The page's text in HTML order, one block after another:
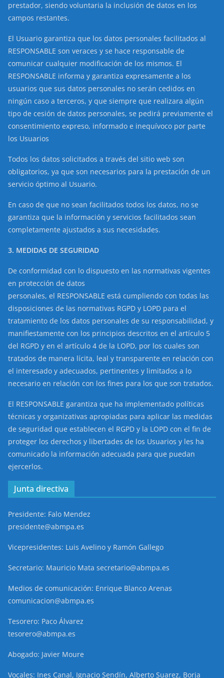
prestador, siendo voluntaria la inclusión de datos en los
campos restantes.
El Usuario garantiza que los datos personales facilitados al
RESPONSABLE son veraces y se hace responsable de
comunicar cualquier modificación de los mismos. El
RESPONSABLE informa y garantiza expresamente a los
usuarios que sus datos personales no serán cedidos en
ningún caso a terceros, y que siempre que realizara algún
tipo de cesión de datos personales, se pedirá previamente el
consentimiento expreso, informado e inequívoco por parte
los Usuarios
Todos los datos solicitados a través del sitio web son
obligatorios, ya que son necesarios para la prestación de un
servicio óptimo al Usuario.
En caso de que no sean facilitados todos los datos, no se
garantiza que la información y servicios facilitados sean
completamente ajustados a sus necesidades.
3. MEDIDAS DE SEGURIDAD
De conformidad con lo dispuesto en las normativas vigentes
en protección de datos
personales, el RESPONSABLE está cumpliendo con todas las
disposiciones de las normativas RGPD y LOPD para el
tratamiento de los datos personales de su responsabilidad, y
manifiestamente con los principios descritos en el artículo 5
del RGPD y en el artículo 4 de la LOPD, por los cuales son
tratados de manera lícita, leal y transparente en relación con
el interesado y adecuados, pertinentes y limitados a lo
necesario en relación con los fines para los que son tratados.
El RESPONSABLE garantiza que ha implementado políticas
técnicas y organizativas apropiadas para aplicar las medidas
de seguridad que establecen el RGPD y la LOPD con el fin de
proteger los derechos y libertades de los Usuarios y les ha
comunicado la información adecuada para que puedan
ejercerlos.
Junta directiva
Presidente: Falo Mendez
presidente@abmpa.es
Vicepresidentes: Luis Avelino y Ramón Gallego
Secretario: Mauricio Mata secretario@abmpa.es
Medios de comunicación: Enrique Blanco Arenas
comunicacion@abmpa.es
Tesorero: Paco Álvarez
tesorero@abmpa.es
Abogado: Javier Moure
Vocales: Ines Canal, Ignacio Sendín, Alberto Suarez, Borja